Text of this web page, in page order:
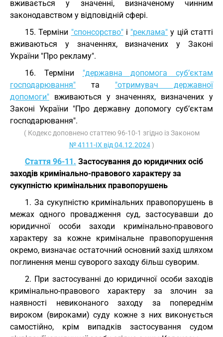
вживається у значенні, визначеному чинним
законодавством у відповідній сфері.
15. Терміни "спонсорство"і "реклама" у цій статті
вживаються у значеннях, визначених у Законі
України "Про рекламу".
16. Терміни "державна допомога суб’єктам
господарювання" та "отримувач державної
допомоги" вживаються у значеннях, визначених у
Законі України "Про державну допомогу суб’єктам
господарювання".
( Кодекс доповнено статтею 96-10-1 згідно із Законом
№ 4111-IX від 04.12.2024)
Стаття 96-11. Застосування до юридичних осіб
заходів кримінально-правового характеру за
сукупністю кримінальних правопорушень
1. За сукупністю кримінальних правопорушень в
межах одного провадження суд, застосувавши до
юридичної особи заходи кримінально-правового
характеру за кожне кримінальне правопорушення
окремо, визначає остаточний основний захід шляхом
поглинення менш суворого заходу більш суворим.
2. При застосуванні до юридичної особи заходів
кримінально-правового характеру за злочин за
наявності невиконаного заходу за попереднім
вироком (вироками) суду кожне з них виконується
самостійно, крім випадків застосування судом